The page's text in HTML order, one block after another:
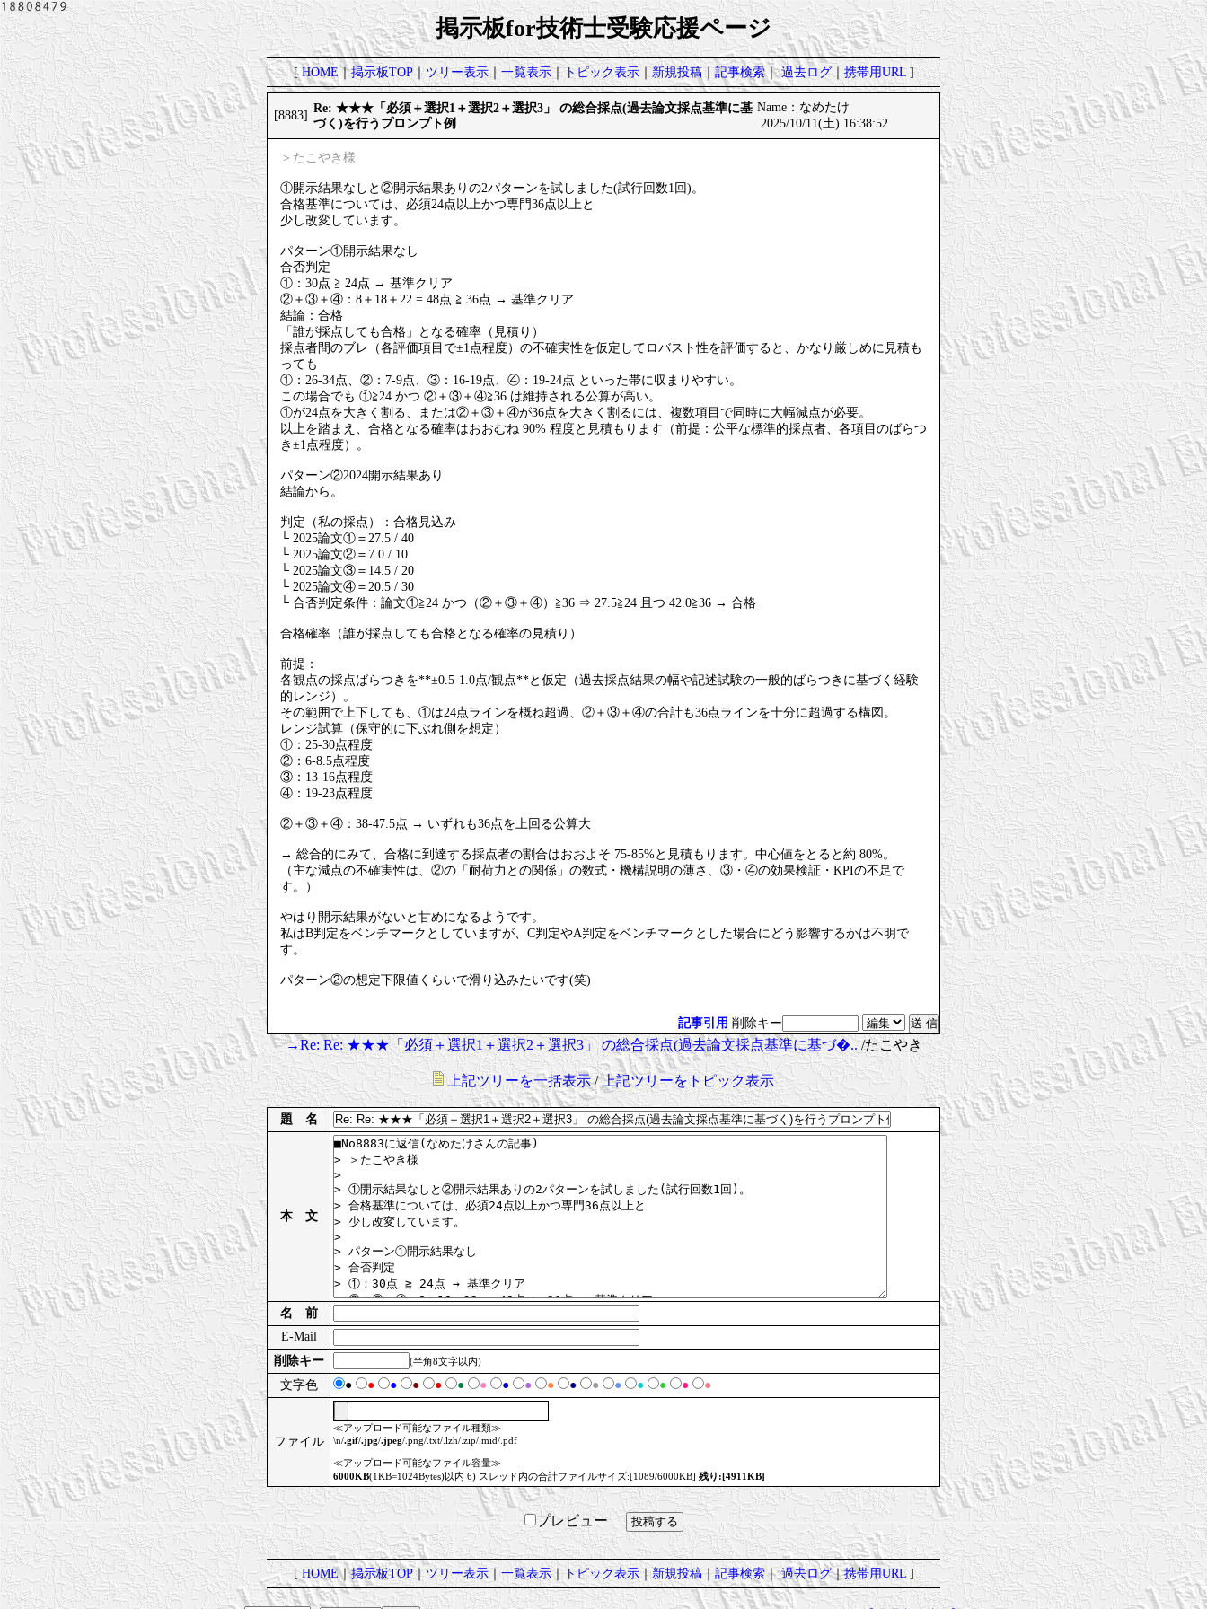
掲示板for技術士受験応援ページ
[HOME｜掲示板TOP｜ツリー表示｜一覧表示｜トピック表示｜新規投稿｜記事検索｜過去ログ｜携帯用URL]
[8883]
Re: ★★★「必須＋選択1＋選択2＋選択3」 の総合採点(過去論文採点基準に基
づく)を行うプロンプト例
Name：なめたけ
2025/10/11(土) 16:38:52
＞たこやき様
①開示結果なしと②開示結果ありの2パターンを試しました(試行回数1回)。
合格基準については、必須24点以上かつ専門36点以上と
少し改変しています。
パターン①開示結果なし
合否判定
①：30点 ≧ 24点 → 基準クリア
②＋③＋④：8＋18＋22 = 48点 ≧ 36点 → 基準クリア
結論：合格
「誰が採点しても合格」となる確率（見積り）
採点者間のブレ（各評価項目で±1点程度）の不確実性を仮定してロバスト性を評価すると、かなり厳しめに見積も
っても
①：26-34点、②：7-9点、③：16-19点、④：19-24点 といった帯に収まりやすい。
この場合でも ①≧24 かつ ②＋③＋④≧36 は維持される公算が高い。
①が24点を大きく割る、または②＋③＋④が36点を大きく割るには、複数項目で同時に大幅減点が必要。
以上を踏まえ、合格となる確率はおおむね 90% 程度と見積もります（前提：公平な標準的採点者、各項目のばらつ
き±1点程度）。
パターン②2024開示結果あり
結論から。
判定（私の採点）：合格見込み
└ 2025論文①＝27.5 / 40
└ 2025論文②＝7.0 / 10
└ 2025論文③＝14.5 / 20
└ 2025論文④＝20.5 / 30
└ 合否判定条件：論文①≧24 かつ（②＋③＋④）≧36 ⇒ 27.5≧24 且つ 42.0≧36 → 合格
合格確率（誰が採点しても合格となる確率の見積り）
前提：
各観点の採点ばらつきを**±0.5-1.0点/観点**と仮定（過去採点結果の幅や記述試験の一般的ばらつきに基づく経験
的レンジ）。
その範囲で上下しても、①は24点ラインを概ね超過、②＋③＋④の合計も36点ラインを十分に超過する構図。
レンジ試算（保守的に下ぶれ側を想定）
①：25-30点程度
②：6-8.5点程度
③：13-16点程度
④：19-23点程度
②＋③＋④：38-47.5点 → いずれも36点を上回る公算大
→ 総合的にみて、合格に到達する採点者の割合はおおよそ 75-85%と見積もります。中心値をとると約 80%。
（主な減点の不確実性は、②の「耐荷力との関係」の数式・機構説明の薄さ、③・④の効果検証・KPIの不足で
す。）
やはり開示結果がないと甘めになるようです。
私はB判定をベンチマークとしていますが、C判定やA判定をベンチマークとした場合にどう影響するかは不明で
す。
パターン②の想定下限値くらいで滑り込みたいです(笑)
記事引用 削除キー
→Re: Re: ★★★「必須＋選択1＋選択2＋選択3」 の総合採点(過去論文採点基準に基づ�../たこやき
上記ツリーを一括表示/上記ツリーをトピック表示
題 名
本 文
名 前
E-Mail
削除キー
(半角8文字以内)
文字色 ● ● ● ● ● ● ● ● ● ● ● ● ● ● ● ● ●
ファイル
≪アップロード可能なファイル種類≫
\n/.gif/.jpg/.jpeg/.png/.txt/.lzh/.zip/.mid/.pdf
≪アップロード可能なファイル容量≫
6000KB(1KB=1024Bytes)以内 6) スレッド内の合計ファイルサイズ:[1089/6000KB] 残り:[4911KB]
プレビュー
[HOME｜掲示板TOP｜ツリー表示｜一覧表示｜トピック表示｜新規投稿｜記事検索｜過去ログ｜携帯用URL]